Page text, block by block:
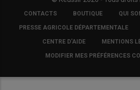
FOOTER
COPYRIGHT
CONTACTS BOUTIQUE QUI
PRESSE AGRICOLE DÉPARTEMENTALE
CENTRE D'AIDE MENTIONS
MODIFIER MES PRÉFÉRENCES